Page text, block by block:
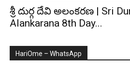
శ్రీ దుర్గ దేవి అలంకరణ | Sri
Alankarana 8th Day...
HariOme – WhatsApp